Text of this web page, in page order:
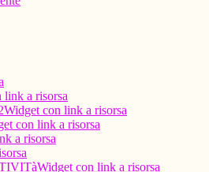
link a risorsa
Widget con link a risorsa
con link a risorsa
a risorsa
Widget con link a risorsa